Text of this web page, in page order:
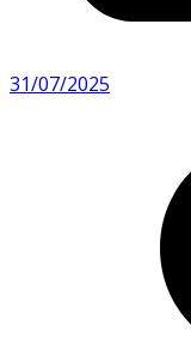
31/07/2025